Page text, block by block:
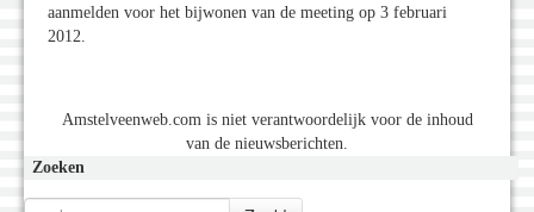
aanmelden voor het bijwonen van de meeting op 3 februari
2012.
Amstelveenweb.com is niet verantwoordelijk voor de inhoud
van de nieuwsberichten.
Zoeken